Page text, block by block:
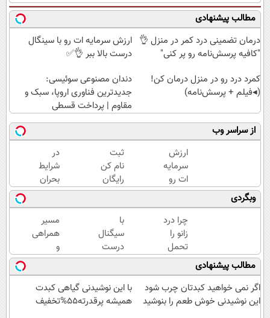
مطالب پیشنهادی
درمان تضمینی درد کمر در منزل 👌
"کافیه پرسش‌نامه رو پر کنی"
ارزش سرمایه ات رو با سینگال
درست بالا ببر 👌✅
کمرد درد رو در منزل درمان کن!
(◂فیلم + پرسش‌نامه)
دندان مصنوعی سوئیسی:
جدیدترین فناوری اروپا، سبک و
مقاوم | پرداخت قسطی
از سراسر وب
ارزش
سرمایه
ات رو
با
سینگال
درست
بالا ببر
👌✅
ثبت
نام کن
رایگان
سیگنال
سرمایه
گذاری
بگیر
در
شرایط
بحران
ارزش
پولت
رو
حفظ
کن!
سیگنال
رایگان!
وبگردی
چرا درد
زانو را
تحمل
می‌کنی؟
خیلی
ساده
درمنزل
با
سیگنال
درست
سرمایه
گذاری
( شروع
رایگان
مسیر
همراهی
و
گزارش
عملکرد
گروه
اسنپ
مطالب پیشنهادی
اگر نمی خواهید کبدتان چرب شود
این نوشیدنی خوش طعم را بنوشید
با این نوشیدنی گیاهی کبدت
همیشه پرقدرته55%تخفیف